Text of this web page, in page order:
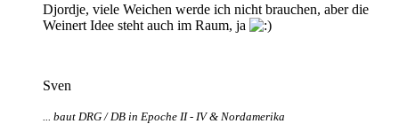
Djordje, viele Weichen werde ich nicht brauchen, aber die
Weinert Idee steht auch im Raum, ja
Sven
... baut DRG / DB in Epoche II - IV & Nordamerika